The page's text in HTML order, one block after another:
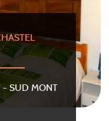
- SUD MONT